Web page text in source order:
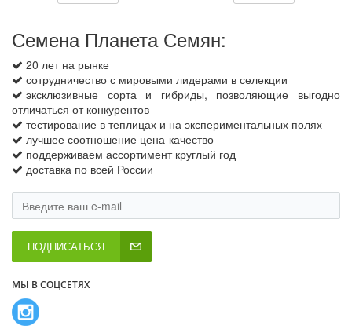
Семена Планета Семян:
20 лет на рынке
сотрудничество с мировыми лидерами в селекции
эксклюзивные сорта и гибриды, позволяющие выгодно
отличаться от конкурентов
тестирование в теплицах и на экспериментальных полях
лучшее соотношение цена-качество
поддерживаем ассортимент круглый год
доставка по всей России
ПОДПИСАТЬСЯ
МЫ В СОЦСЕТЯХ